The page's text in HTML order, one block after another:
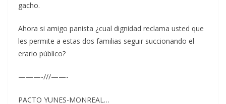
gacho.
Ahora si amigo panista ¿cual dignidad reclama usted que
les permite a estas dos familias seguir succionando el
erario público?
———-///——-
PACTO YUNES-MONREAL…